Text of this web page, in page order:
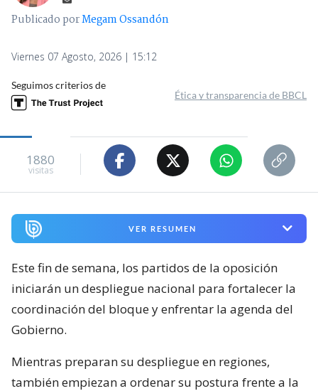
Publicado porMegam Ossandón
Viernes 07 Agosto, 2026 | 15:12
Seguimos criterios de
Ética y transparencia de BBCL
1880
visitas
VER RESUMEN
Este fin de semana, los partidos de la oposición
iniciarán un despliegue nacional para fortalecer la
coordinación del bloque y enfrentar la agenda del
Gobierno.
Mientras preparan su despliegue en regiones,
también empiezan a ordenar su postura frente a la